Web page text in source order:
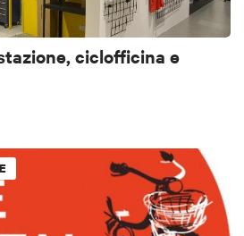
ciclofficina e